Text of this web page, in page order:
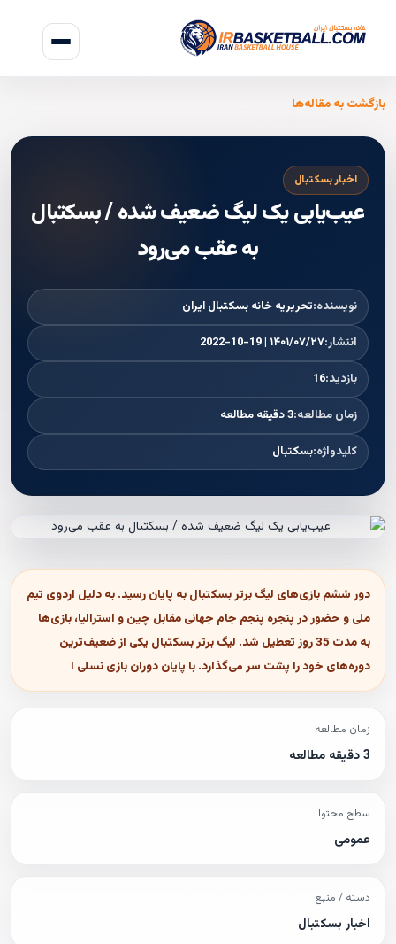
بازگشت به مقاله‌ها
اخبار بسکتبال
عیب‌یابی یک لیگ ضعیف شده / بسکتبال
به عقب می‌رود
نویسنده:تحریریه خانه بسکتبال ایران
انتشار:۱۴۰۱/۰۷/۲۷ | 2022-10-19
بازدید:16
زمان مطالعه:3 دقیقه مطالعه
کلیدواژه:بسکتبال
دور ششم بازی‌های لیگ برتر بسکتبال به پایان رسید. به دلیل اردوی تیم
ملی و حضور در پنجره پنجم جام جهانی مقابل چین و استرالیا، بازی‌ها
به مدت 35 روز تعطیل شد. لیگ برتر بسکتبال یکی از ضعیف‌ترین
دوره‌های خود را پشت سر می‌گذارد. با پایان دوران بازی نسلی ا
زمان مطالعه
3 دقیقه مطالعه
سطح محتوا
عمومی
دسته / منبع
اخبار بسکتبال